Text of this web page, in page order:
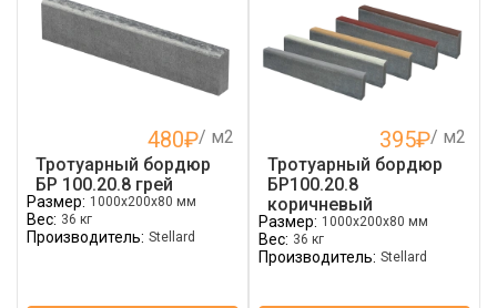
480₽/ м2
Тротуарный бордюр
БР 100.20.8 грей
Размер: 1000х200х80 мм
Вес: 36 кг
Производитель: Stellard
395₽/ м2
Тротуарный бордюр
БР100.20.8
коричневый
Размер: 1000х200х80 мм
Вес: 36 кг
Производитель: Stellard